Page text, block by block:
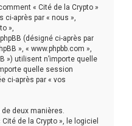
« Cité de la Crypto »
après par « nous »,
»,
(désigné ci-après par
», « www.phpbb.com »,
») utilisent n’importe quelle
quelle session
ci-après par « vos
deux manières.
de la Crypto », le logiciel